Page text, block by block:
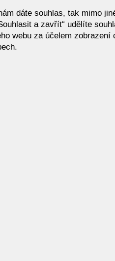
dáte souhlas, tak mimo
a zavřít“ udělíte
webu za účelem zobrazení